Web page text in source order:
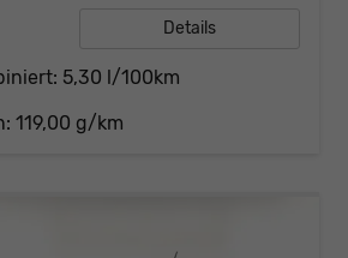
Details
5,30 l/100km
119,00 g/km